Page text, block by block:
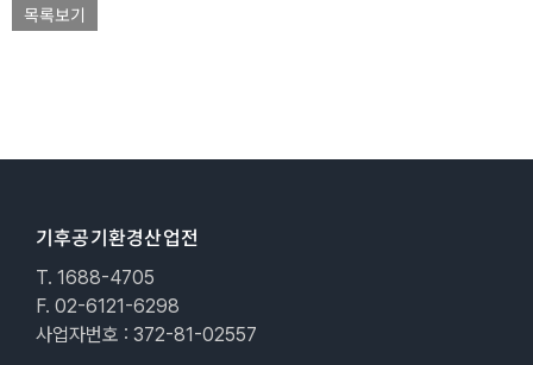
목록보기
기후공기환경산업전
T. 1688-4705
F. 02-6121-6298
사업자번호 : 372-81-02557